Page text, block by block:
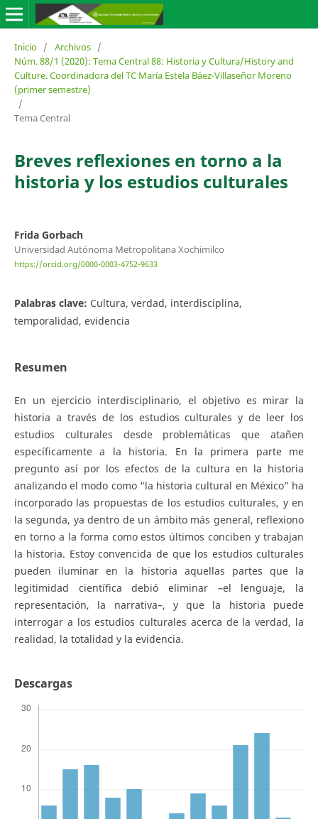
Inicio / Archivos /
Núm. 88/1 (2020): Tema Central 88: Historia y Cultura/History and
Culture. Coordinadora del TC María Estela Báez-Villaseñor Moreno
(primer semestre)
/
Tema Central
Breves reflexiones en torno a la
historia y los estudios culturales
Frida Gorbach
Universidad Autónoma Metropolitana Xochimilco
https://orcid.org/0000-0003-4752-9633
Palabras clave: Cultura, verdad, interdisciplina,
temporalidad, evidencia
Resumen
En un ejercicio interdisciplinario, el objetivo es mirar la
historia a través de los estudios culturales y de leer los
estudios culturales desde problemáticas que atañen
específicamente a la historia. En la primera parte me
pregunto así por los efectos de la cultura en la historia
analizando el modo como “la historia cultural en México” ha
incorporado las propuestas de los estudios culturales, y en
la segunda, ya dentro de un ámbito más general, reflexiono
en torno a la forma como estos últimos conciben y trabajan
la historia. Estoy convencida de que los estudios culturales
pueden iluminar en la historia aquellas partes que la
legitimidad científica debió eliminar –el lenguaje, la
representación, la narrativa–, y que la historia puede
interrogar a los estudios culturales acerca de la verdad, la
realidad, la totalidad y la evidencia.
Descargas